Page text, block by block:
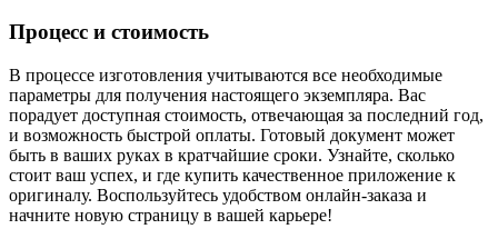
Процесс и стоимость
В процессе изготовления учитываются все необходимые
параметры для получения настоящего экземпляра. Вас
порадует доступная стоимость, отвечающая за последний год,
и возможность быстрой оплаты. Готовый документ может
быть в ваших руках в кратчайшие сроки. Узнайте, сколько
стоит ваш успех, и где купить качественное приложение к
оригиналу. Воспользуйтесь удобством онлайн-заказа и
начните новую страницу в вашей карьере!